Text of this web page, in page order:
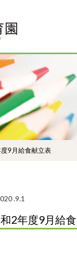
9月給食献立表
.9.1
2年度9月給